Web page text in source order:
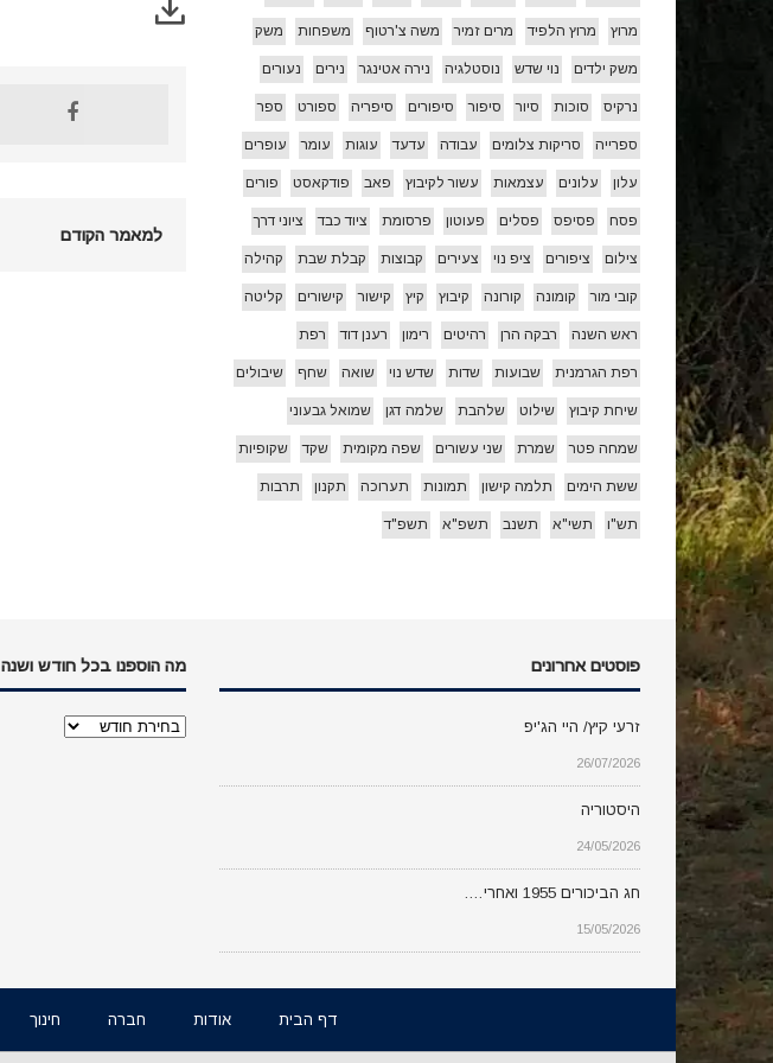
למאמר הקודם
מרוץ מרוץ הלפיד מרים זמיר משה צ'רטוף משפחות משק
משק ילדים נוי שדש נוסטלגיה נירה אטינגר נירים נעורים
נרקיס סוכות סיור סיפור סיפורים סיפריה ספורט ספר
ספרייה סריקות צלומים עבודה עדעד עוגות עומר עופרים
עלון עלונים עצמאות עשור לקיבוץ פאב פודקאסט פורים
פסח פסיפס פסלים פעוטון פרסומת ציוד כבד ציוני דרך
צילום ציפורים ציפ נוי צעירים קבוצות קבלת שבת קהילה
קובי מור קומונה קורונה קיבוץ קיץ קישור קישורים קליטה
ראש השנה רבקה הרן רהיטים רימון רענן דוד רפת
רפת הגרמנית שבועות שדות שדש נוי שואה שחף שיבולים
שיחת קיבוץ שילוט שלהבת שלמה דגן שמואל גבעוני
שמחה פטר שמרת שני עשורים שפה מקומית שקד שקופיות
ששת הימים תלמה קישון תמונות תערוכה תקנון תרבות
תש"ו תשי"א תשנב תשפ"א תשפ"ד
פוסטים אחרונים
זרעי קיץ/ היי הג'יפ
26/07/2026
היסטוריה
24/05/2026
חג הביכורים 1955 ואחרי….
15/05/2026
מה הוספנו בכל חודש ושנה
מה
דף הבית אודות חברה חינוך